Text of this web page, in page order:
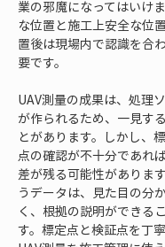
業の邪魔になってはいけ
な位置と施工上安全な位
置後は現場内で認識を合
要です。
UAV測量の成果は、処理
が作られるため、一見す
とがあります。しかし、
点の確認が不十分であれ
差が残る可能性がありま
うデータは、見た目の分
く、根拠の説明ができる
す。標定点と検証点を丁